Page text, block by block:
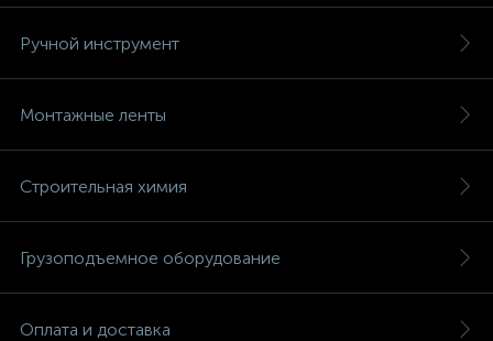
Ручной инструмент
Монтажные ленты
Строительная химия
Грузоподъемное оборудование
Оплата и доставка